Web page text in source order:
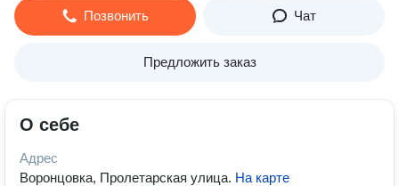
Позвонить Чат
Предложить заказ
О себе
Адрес
Воронцовка, Пролетарская улица. На карте